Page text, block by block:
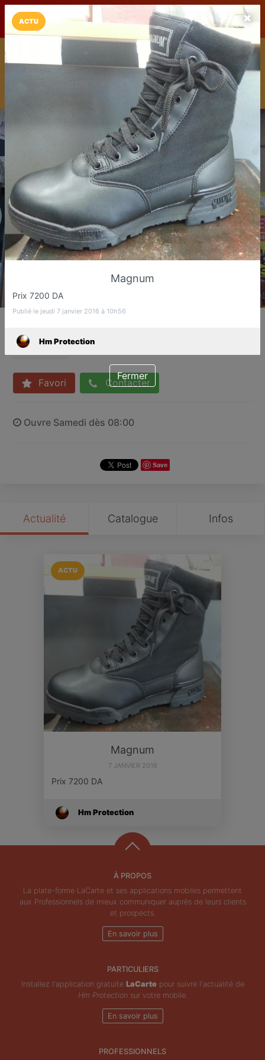
LaCarte LaCarte sur
Play Store
Installez l'App LaCarte
Téléchargez gratuitement l'app LaCarte pour suivre vos
commerces favoris et ne rien rater !
Plus tard
Cheraga
Favori Contacter
Ouvre Samedi dès 08:00
Save
Actualité Catalogue Infos
ACTU
Magnum
7 JANVIER 2016
Prix 7200 DA
Hm Protection
À PROPOS
La plate-forme LaCarte et ses applications mobiles permettent
aux Professionnels de mieux communiquer auprès de leurs clients
et prospects.
En savoir plus
PARTICULIERS
Installez l'application gratuite LaCartepour suivre l'actualité de
Hm Protectionsur votre mobile.
En savoir plus
PROFESSIONNELS
ACTU
Magnum
Prix 7200 DA
Publié le jeudi 7 janvier 2016 à 10h56
Hm Protection
Fermer